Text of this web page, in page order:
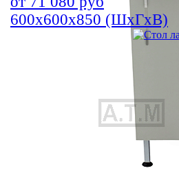
600х600х850 (ШхГхВ)